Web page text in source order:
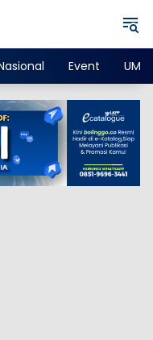
Event